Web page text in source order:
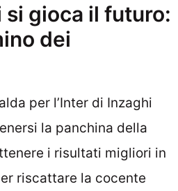
si gioca il futuro:
dei
per l’Inter di Inzaghi
la panchina della
i risultati migliori in
riscattare la cocente